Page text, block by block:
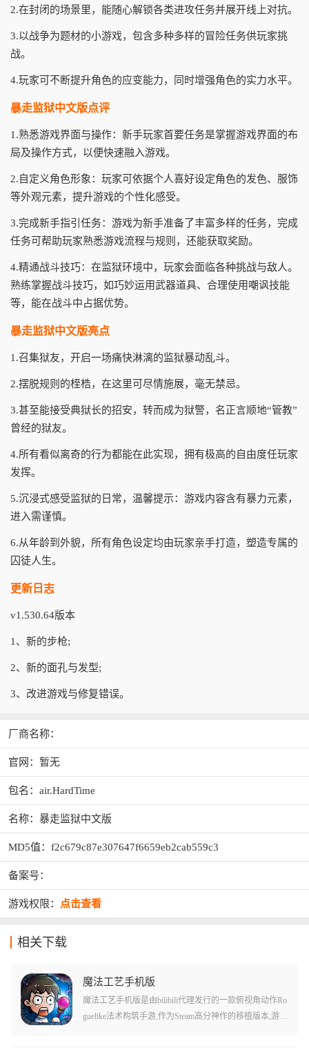
2.在封闭的场景里，能随心解锁各类进攻任务并展开线上对抗。
3.以战争为题材的小游戏，包含多种多样的冒险任务供玩家挑
战。
4.玩家可不断提升角色的应变能力，同时增强角色的实力水平。
暴走监狱中文版点评
1.熟悉游戏界面与操作：新手玩家首要任务是掌握游戏界面的布
局及操作方式，以便快速融入游戏。
2.自定义角色形象：玩家可依据个人喜好设定角色的发色、服饰
等外观元素，提升游戏的个性化感受。
3.完成新手指引任务：游戏为新手准备了丰富多样的任务，完成
任务可帮助玩家熟悉游戏流程与规则，还能获取奖励。
4.精通战斗技巧：在监狱环境中，玩家会面临各种挑战与敌人。
熟练掌握战斗技巧，如巧妙运用武器道具、合理使用嘲讽技能
等，能在战斗中占据优势。
暴走监狱中文版亮点
1.召集狱友，开启一场痛快淋漓的监狱暴动乱斗。
2.摆脱规则的桎梏，在这里可尽情施展，毫无禁忌。
3.甚至能接受典狱长的招安，转而成为狱警，名正言顺地“管教”
曾经的狱友。
4.所有看似离奇的行为都能在此实现，拥有极高的自由度任玩家
发挥。
5.沉浸式感受监狱的日常，温馨提示：游戏内容含有暴力元素，
进入需谨慎。
6.从年龄到外貌，所有角色设定均由玩家亲手打造，塑造专属的
囚徒人生。
更新日志
v1.530.64版本
1、新的步枪;
2、新的面孔与发型;
3、改进游戏与修复错误。
厂商名称：
官网：暂无
包名：air.HardTime
名称：暴走监狱中文版
MD5值：f2c679c87e307647f6659eb2cab559c3
备案号：
游戏权限： 点击查看
相关下载
魔法工艺手机版
魔法工艺手机版是由bilibili代理发行的一款俯视角动作Ro
guelike法术构筑手游,作为Steam高分神作的移植版本,游戏